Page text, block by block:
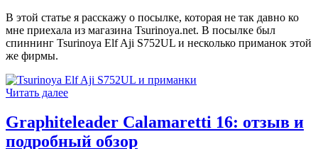
В этой статье я расскажу о посылке, которая не так давно ко
мне приехала из магазина Tsurinoya.net. В посылке был
спиннинг Tsurinoya Elf Aji S752UL и несколько приманок этой
же фирмы.
Читать далее
Graphiteleader Calamaretti 16: отзыв и
подробный обзор